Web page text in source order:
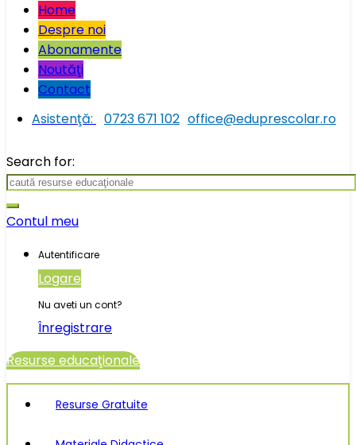
Home
Despre noi
Abonamente
Noutăţi
Contact
Asistenţă:
0723 671 102 office@eduprescolar.ro
Search for:
Contul meu
Autentificare
Logare
Nu aveti un cont?
Înregistrare
Resurse educaţionale
Resurse Gratuite